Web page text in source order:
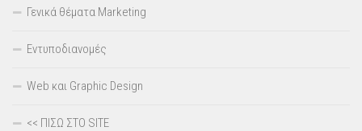
Γενικά θέματα Marketing
Εντυποδιανομές
Web και Graphic Design
<< ΠΙΣΩ ΣΤΟ SITE